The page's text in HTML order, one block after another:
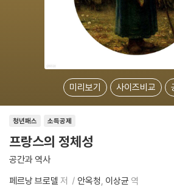
미리보기 사이즈비교
소득공제
청년패스
프랑스의 정체성
공간과 역사
페르낭 브로델 저 안옥청 이상균 역